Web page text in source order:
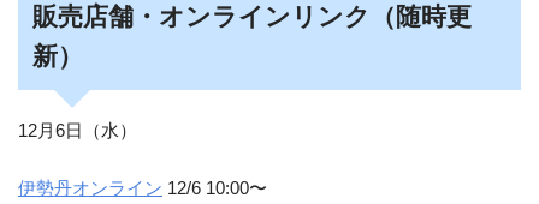
販売店舗・オンラインリンク（随時更
新）
12月6日（水）
伊勢丹オンライン 12/6 10:00〜